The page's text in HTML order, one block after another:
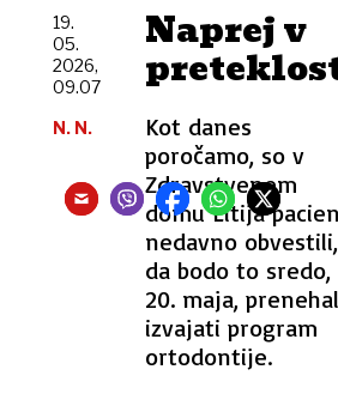
Naprej v
Kot danes
poročamo, so v
Zdravstvenem
domu Litija
nedavno obvestili,
da bodo to sredo,
20. maja,
izvajati program
ortodontije.
19.
05.
2026,
09.07
N. N.